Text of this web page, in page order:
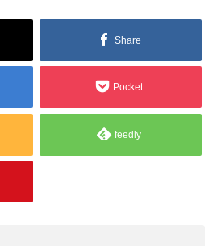
Share
Pocket
feedly